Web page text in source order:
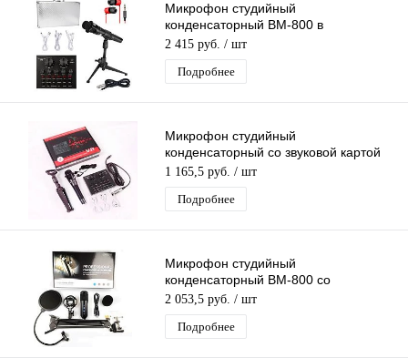
Микрофон студийный
конденсаторный BM-800 в
Алюминиевом кейсе,со звуковой
картой V8,комплектация MF58
2 415 руб. / шт
Подробнее
Микрофон студийный
конденсаторный со звуковой картой
V8, настольной треногой,
комплектация MF51
1 165,5 руб. / шт
Подробнее
Микрофон студийный
конденсаторный BM-800 со
встроенной звуковой картой и
пантографом (компл. MF54)
2 053,5 руб. / шт
Подробнее